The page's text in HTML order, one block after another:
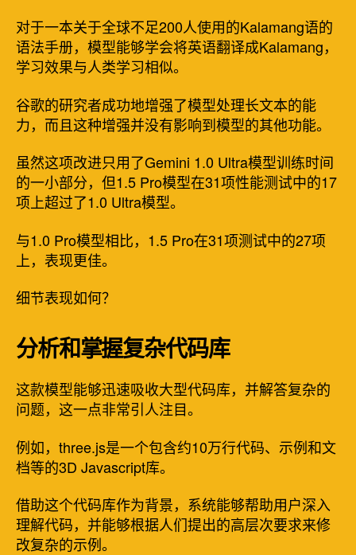
对于一本关于全球不足200人使用的Kalamang语的
语法手册，模型能够学会将英语翻译成Kalamang，
学习效果与人类学习相似。
谷歌的研究者成功地增强了模型处理长文本的能
力，而且这种增强并没有影响到模型的其他功能。
虽然这项改进只用了Gemini 1.0 Ultra模型训练时间
的一小部分，但1.5 Pro模型在31项性能测试中的17
项上超过了1.0 Ultra模型。
与1.0 Pro模型相比，1.5 Pro在31项测试中的27项
上，表现更佳。
细节表现如何？
分析和掌握复杂代码库
这款模型能够迅速吸收大型代码库，并解答复杂的
问题，这一点非常引人注目。
例如，three.js是一个包含约10万行代码、示例和文
档等的3D Javascript库。
借助这个代码库作为背景，系统能够帮助用户深入
理解代码，并能够根据人们提出的高层次要求来修
改复杂的示例。